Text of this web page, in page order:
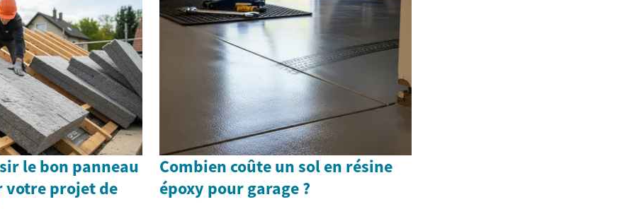
le bon panneau
votre projet de
Combien coûte un sol en résine
époxy pour garage ?